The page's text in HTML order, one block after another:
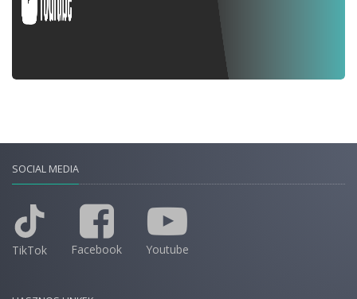
SOCIAL MEDIA
TikTok Facebook Youtube